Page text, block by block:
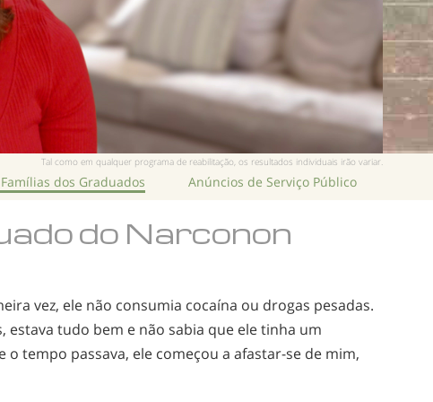
Árabe
Tal como em qualquer programa de reabilitação, os resultados individuais irão variar.
dos Graduados Anúncios de Serviço Público
do Narconon
vez, ele não consumia cocaína ou drogas pesadas.
estava tudo bem e não sabia que ele tinha um
tempo passava, ele começou a afastar-se de mim,